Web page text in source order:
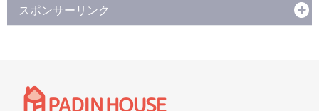
スポンサーリンク